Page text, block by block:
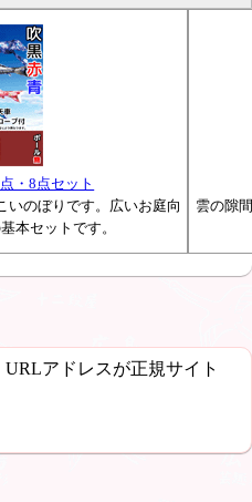
・8点セット
いのぼりです。広いお庭向
本セットです。
雲の隙
アドレスが正規サイト